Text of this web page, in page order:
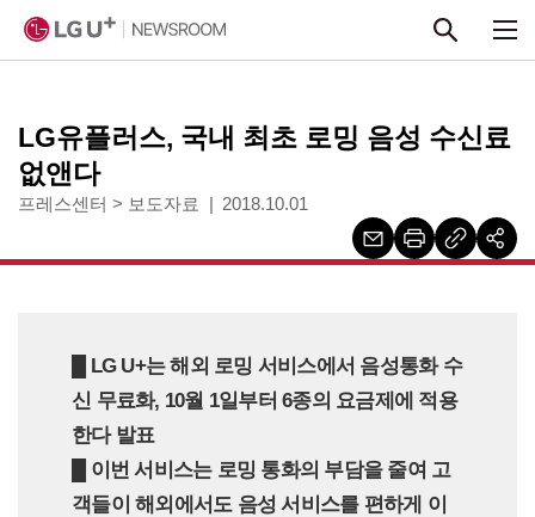
LG유플러스, 국내 최초 로밍 음성 수신료
없앤다
프레스센터 > 보도자료 2018.10.01
█ LG U+는 해외 로밍 서비스에서 음성통화 수
신 무료화, 10월 1일부터 6종의 요금제에 적용
한다 발표
█ 이번 서비스는 로밍 통화의 부담을 줄여 고
객들이 해외에서도 음성 서비스를 편하게 이